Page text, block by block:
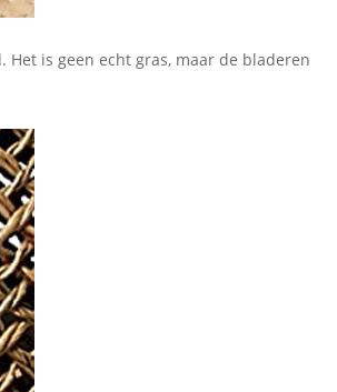
is geen echt gras, maar de bladeren